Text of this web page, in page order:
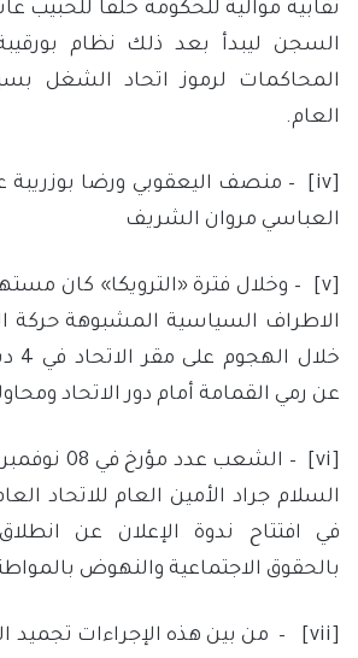
نقابية موالية للحكومة خلفًا للحبيب
السجن ليبدأ بعد ذلك نظام
المحاكمات لرموز اتحاد الشغل
العام.
– منصف اليعقوبي ورضا بوزريبة
العباسي مروان الشريف
– وخلال فترة «الترويكا» كان
الاطراف السياسية المشبوهة حركة
عن رمي القمامة أمام دور الاتحاد
السلام جراد الأمين العام للاتحاد
في افتتاح ندوة الإعلان عن
بالحقوق الاجتماعية والنهوض
– من بين هذه الإجراءات تجميد